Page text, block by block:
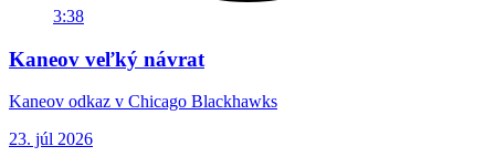
3:38
Kaneov veľký návrat
Kaneov odkaz v Chicago Blackhawks
23. júl 2026